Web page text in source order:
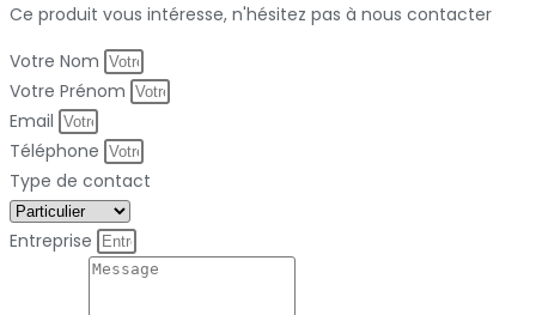
Ce produit vous intéresse, n'hésitez pas à nous contacter
Votre Nom
Votre Prénom
Email
Téléphone
Type de contact
Entreprise